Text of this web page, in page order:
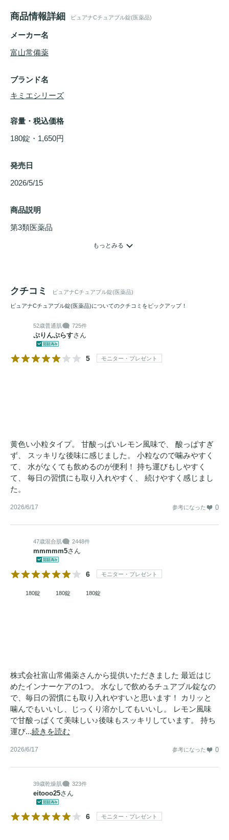
商品情報詳細 ピュアナCチュアブル錠(医薬品)
メーカー名
富山常備薬
ブランド名
キミエシリーズ
容量・税込価格
180錠・1,650円
発売日
2026/5/15
商品説明
第3類医薬品
もっとみる
クチコミ ピュアナCチュアブル錠(医薬品)
ピュアナCチュアブル錠(医薬品)についてのクチコミをピックアップ！
52歳普通肌 725件
ぷりんぷらすさん
5 モニター・プレゼント
黄色い小粒タイプ。 甘酸っぱいレモン風味で、 酸っぱすぎ
ず、 スッキリな後味に感じました。 小粒なので噛みやすく
て、 水がなくても飲めるのが便利！ 持ち運びもしやすく
て、 毎日の習慣にも取り入れやすく、 続けやすく感じまし
た。
2026/6/17 参考になった 0
47歳混合肌 2448件
mmmmm5さん
6 モニター・プレゼント
180錠 180錠 180錠
株式会社富山常備薬さんから提供いただきました 最近はじ
めたインナーケアの1つ。 水なしで飲めるチュアブル錠なの
で、毎日の習慣にも取り入れやすいと思います！ カリッと
噛んでもいいし、じっくり溶かしてもいいし。 レモン風味
で甘酸っぱくて美味しい♪後味もスッキリしています。 持ち
運び...続きを読む
2026/6/17 参考になった 0
39歳乾燥肌 323件
eitooo25さん
6 モニター・プレゼント